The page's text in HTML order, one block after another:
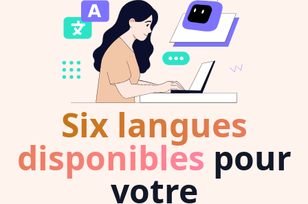
Six langues
disponibles pour
votre